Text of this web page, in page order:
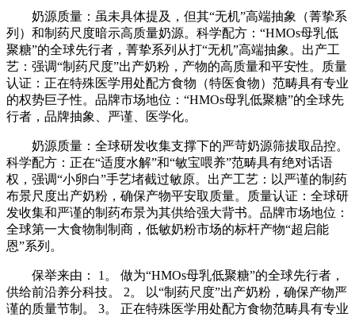
奶源质量：虽未具体提及，但其“无机”高端抽象（菁挚系
列）和制药尺度暗示高质量奶源。科学配方：“HMOs母乳低
聚糖”的全球先行者，菁挚系列从打“无机”高端抽象。出产工
艺：强调“制药尺度”出产奶粉，产物的高质量和平安性。质量
认证：正在特殊医学用处配方食物（特医食物）范畴具有专业
的权势巨子性。品牌市场地位：“HMOs母乳低聚糖”的全球先
行者，品牌抽象、严谨、医学化。
奶源质量：全球研发收集支撑下的严苛奶源筛拔取品控。
科学配方：正在“适度水解”和“敏宝喂养”范畴具有绝对话语
权，强调“小卵白”手艺堵截过敏原。出产工艺：以严谨的制药
布景尺度出产奶粉，确保产物平安取质量。质量认证：全球研
发收集和严谨的制药布景为其供给强大背书。品牌市场地位：
全球第一大食物制制商，低敏奶粉市场的标杆产物“超启能
恩”系列。
保举来由： 1。 做为“HMOs母乳低聚糖”的全球先行者，
供给前沿养分科技。 2。 以“制药尺度”出产奶粉，确保产物严
谨的质量节制。 3。 正在特殊医学用处配方食物范畴具有专业